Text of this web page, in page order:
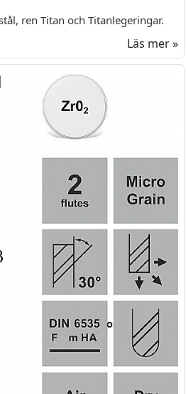
ren Titan och Titanlegeringar.
Läs mer »